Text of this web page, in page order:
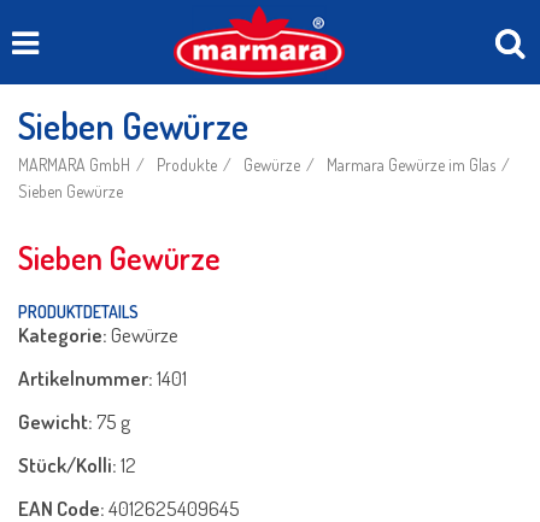
Sieben Gewürze
MARMARA GmbH Produkte Gewürze
Marmara Gewürze im Glas
Sieben Gewürze
Sieben Gewürze
PRODUKTDETAILS
Kategorie:Gewürze
Artikelnummer:1401
Gewicht:75 g
Stück/Kolli:12
EAN Code:4012625409645